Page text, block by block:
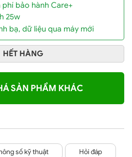
phí bảo hành Care+
25w
bạ, dữ liệu qua máy mới
HẾT HÀNG
SẢN PHẨM KHÁC
số kỹ thuật Hỏi đáp